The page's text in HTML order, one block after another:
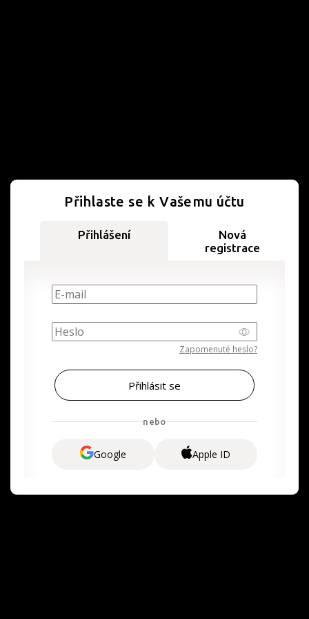
Přihlaste se k Vašemu účtu
Přihlášení
Nová
registrace
Zapomenuté heslo?
nebo
Google Apple ID